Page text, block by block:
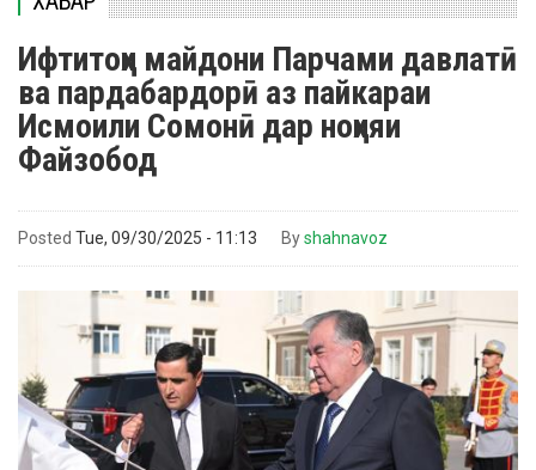
Ифтитоҳи майдони Парчами давлатӣ
ва пардабардорӣ аз пайкараи
Исмоили Сомонӣ дар ноҳияи
Файзобод
Posted Tue, 09/30/2025 - 11:13 Byshahnavoz